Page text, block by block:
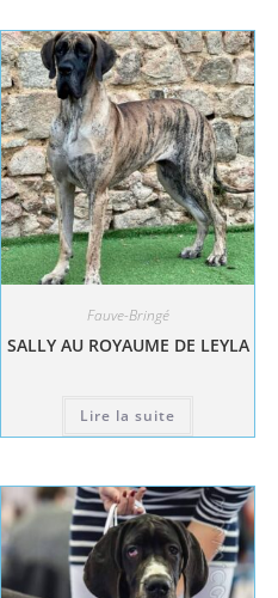
Fauve-Bringé
SALLY AU ROYAUME DE LEYLA
Lire la suite